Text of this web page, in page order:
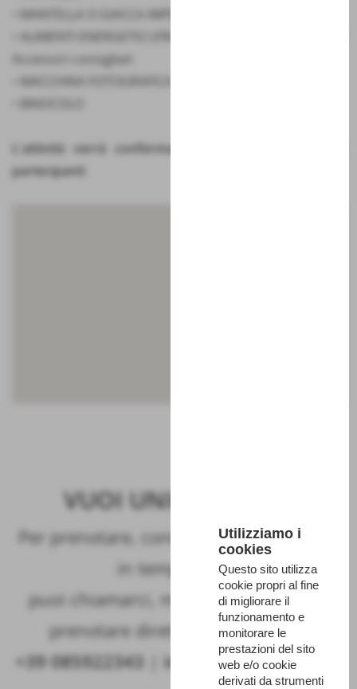
Accessori consigliati
L'attività verrà confermata al raggiungimento di 5
partecipanti
VUOI UNIRTI A NOI?
Per prenotare, controlla la disponibilità
in tempo reale,
puoi chiamarci, mandarci una mail o
prenotare direttamente on line!
+39 085922343
info@majambiente.it
Utilizziamo i
cookies
Questo sito utilizza
cookie propri al fine
di migliorare il
funzionamento e
monitorare le
prestazioni del sito
web e/o cookie
derivati da strumenti